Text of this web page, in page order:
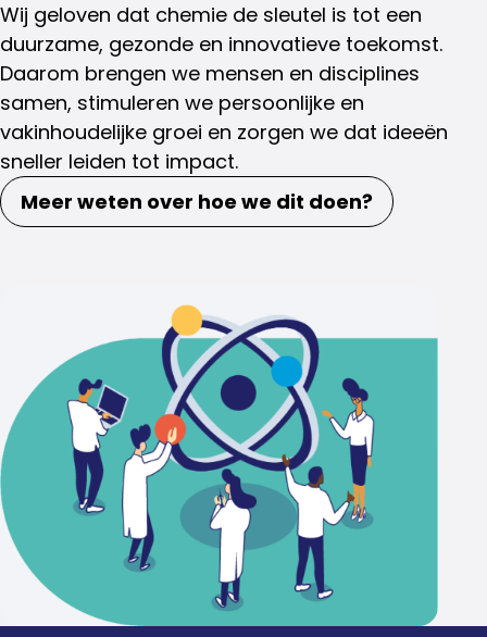
Wij geloven dat chemie de sleutel is tot een
duurzame, gezonde en innovatieve toekomst.
Daarom brengen we mensen en disciplines
samen, stimuleren we persoonlijke en
vakinhoudelijke groei en zorgen we dat ideeën
sneller leiden tot impact.
Meer weten over hoe we dit doen?